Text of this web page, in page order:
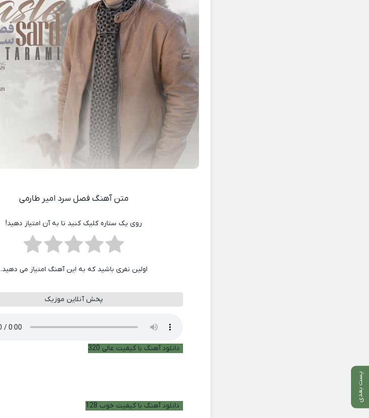
پست بعدی
متن آهنگ فصل سرد امیر طارمی
روی یک ستاره کلیک کنید تا به آن امتیاز دهید!
اولین نفری باشید که به این آهنگ امتیاز می دهید.
پخش آنلاین موزیک
دانلود آهنگ با کیفیت عالی 320
دانلود آهنگ با کیفیت خوب 128